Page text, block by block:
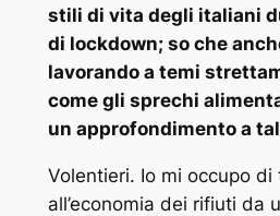
stili di vita degli italiani
di lockdown; so che
lavorando a temi
come gli sprechi
un approfondimento a
Volentieri. Io mi occupo di
all’economia dei rifiuti da